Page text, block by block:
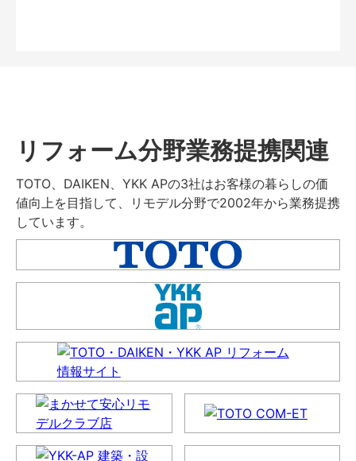
リフォーム分野業務提携関連
TOTO、DAIKEN、YKK APの3社はお客様の暮らしの価
値向上を目指して、リモデル分野で2002年から業務提携
しています。